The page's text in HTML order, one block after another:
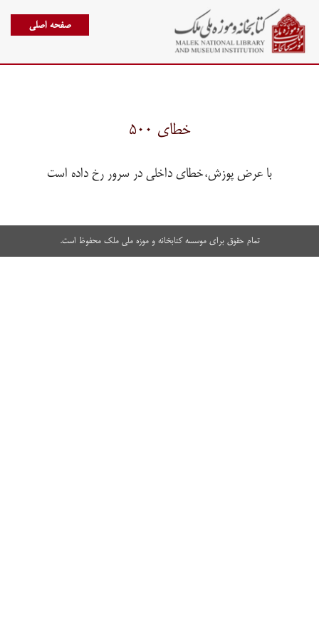
صفحه اصلی
خطای ۵۰۰
با عرض پوزش،خطای داخلی در سرور رخ داده است
تمام حقوق برای موسسه کتابخانه و موزه ملی ملک محفوظ است.